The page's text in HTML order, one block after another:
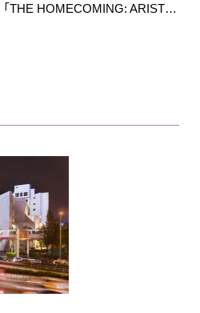
THE HOMECOMING: ARISTO
。